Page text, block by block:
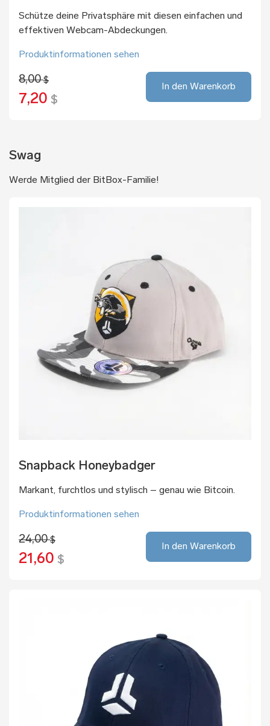
Schütze deine Privatsphäre mit diesen einfachen und
effektiven Webcam-Abdeckungen.
Produktinformationen sehen
8,00$
7,20 $
In den Warenkorb
Swag
Werde Mitglied der BitBox-Familie!
Snapback Honeybadger
Markant, furchtlos und stylisch – genau wie Bitcoin.
Produktinformationen sehen
24,00$
21,60 $
In den Warenkorb